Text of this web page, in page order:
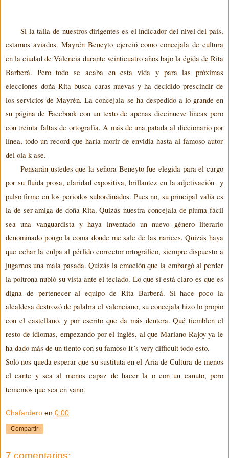
Si la talla de nuestros dirigentes es el indicador del nivel del país,
estamos aviados.Mayrén Beneyto ejerció como concejala de cultura
en la ciudad de Valencia durante veinticuatro años bajo la égida de Rita
Barberá. Pero todo se acaba en esta vida y para las próximas
elecciones doña Rita busca caras nuevas y ha decidido prescindir de
los servicios deMayrén. La concejala se ha despedido a lo grande en
su página de Facebook con un texto de apenas diecinueve líneas pero
con treinta faltas de ortografía. A más de una patada al diccionario por
línea, todo un record que haría morir de envidia hasta al famoso autor
del ola k ase.
Pensarán ustedes que la señora Beneytofue elegida para el cargo
por su fluida prosa, claridad expositiva, brillantez en laadjetivación y
pulso firme en los periodos subordinados. Pues no, su principal valía es
la de ser amiga de doña Rita. Quizás nuestra concejala de pluma fácil
sea una vanguardista y haya inventado un nuevo género literario
denominado pongo la coma donde me sale de las narices. Quizás haya
que echar la culpa al pérfido corrector ortográfico, siempre dispuesto a
jugarnos una mala pasada. Quizás la emoción que la embargó al perder
la poltrona nubló su vista ante el teclado. Lo que sí está claro es que es
digna de pertenecer al equipo de Rita Barberá. Si hace poco la
alcaldesa destrozó de palabra el valenciano, su concejala hizo lo propio
con el castellano, y por escrito que da más dentera. Qué tiemblen el
resto de idiomas, empezando por el inglés, al que Mariano Rajoy ya le
ha dado más de un tiento con su famoso It´s very difficult todo esto.
Solo nos queda esperar que susustituta enel Aria de Cultura demenos
el cante y sea al menos capaz de hacer la o con un canuto, pero
tememos que sea en vano.
Chafardero en 0:00
Compartir
7 comentarios: